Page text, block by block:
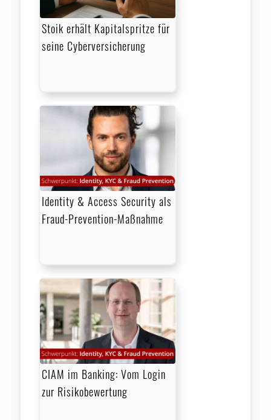
Stoik erhält Kapitalspritze für
seine Cyberversicherung
Identity & Access Security als
Fraud-Prevention-Maßnahme
CIAM im Banking: Vom Login
zur Risikobewertung